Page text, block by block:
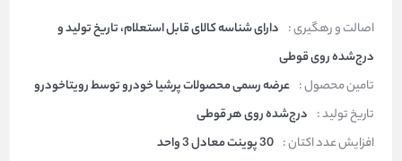
اصالت و رهگیری : دارای شناسه کالای قابل استعلام، تاریخ تولید و
درج‌شده روی قوطی
تامین محصول : عرضه رسمی محصولات پرشیا خودرو توسط رویتاخودرو
تاریخ تولید : درج‌شده روی هر قوطی
افزایش عدد اکتان : 30 پوینت معادل 3 واحد